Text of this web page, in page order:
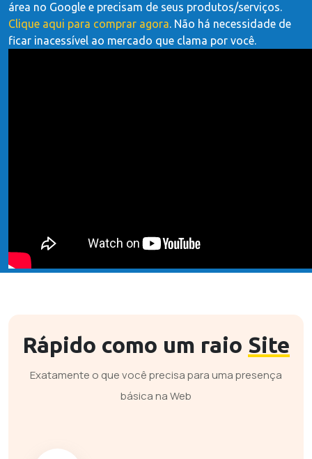
área no Google e precisam de seus produtos/serviços.
Clique aqui para comprar agora. Não há necessidade de
ficar inacessível ao mercado que clama por você.
Rápido como um raio Site
Exatamente o que você precisa para uma presença
básica na Web